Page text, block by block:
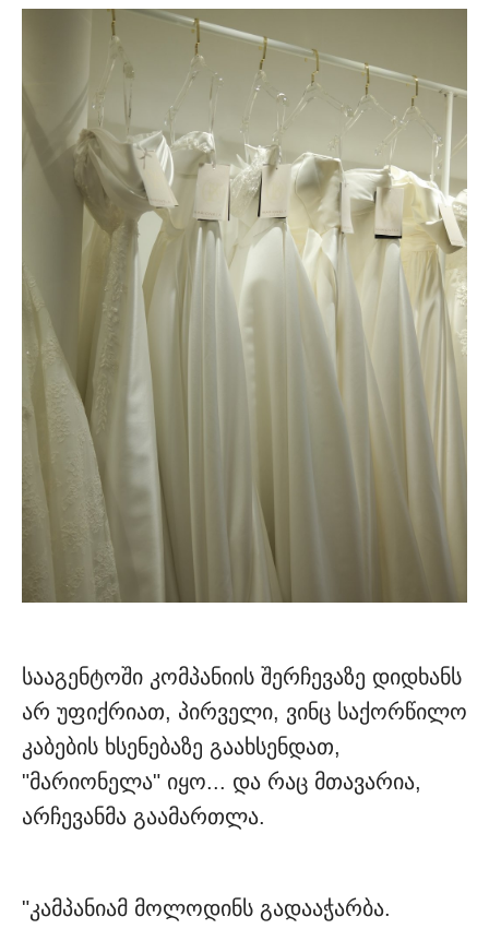
სააგენტოში კომპანიის შერჩევაზე დიდხანს
არ უფიქრიათ, პირველი, ვინც საქორწილო
კაბების ხსენებაზე გაახსენდათ,
"მარიონელა" იყო... და რაც მთავარია,
არჩევანმა გაამართლა.
"კამპანიამ მოლოდინს გადააჭარბა.